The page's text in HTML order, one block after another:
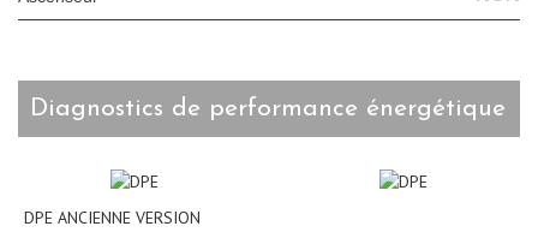
diagnostics de performance énergétique
DPE ANCIENNE VERSION